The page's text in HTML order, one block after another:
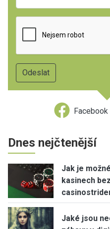
Facebook
Dnes nejčtenější
Jak je
kasinech
Jaké jsou